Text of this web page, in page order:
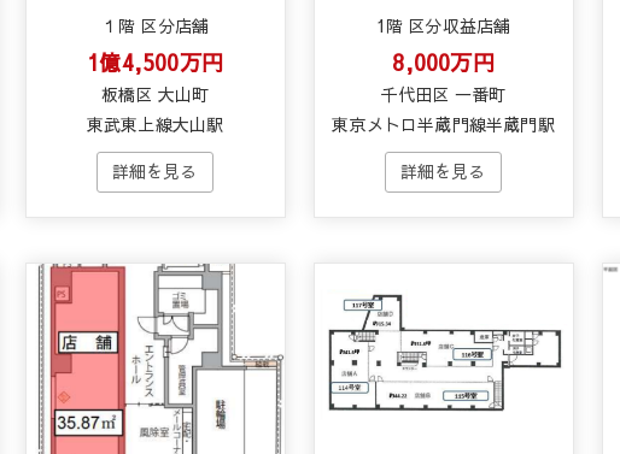
１階 区分店舗
1億4,500万円
板橋区 大山町
東武東上線大山駅
1階 区分収益店舗
8,000万円
千代田区 一番町
東京メトロ半蔵門線半蔵門駅